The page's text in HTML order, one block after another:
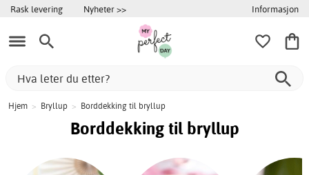
Rask levering Nyheter >> Informasjon
Hjem > Bryllup > Borddekking til bryllup
Borddekking til bryllup